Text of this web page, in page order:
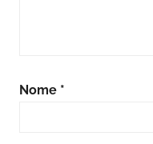
Nome *